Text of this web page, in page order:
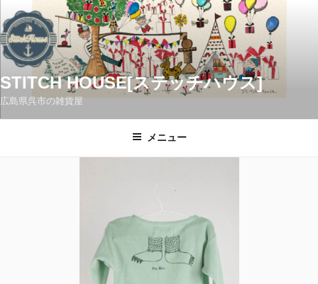
ン
テ
ン
ツ
へ
STITCH HOUSE[ステッチハウス]
広島県呉市の雑貨屋
メニュー